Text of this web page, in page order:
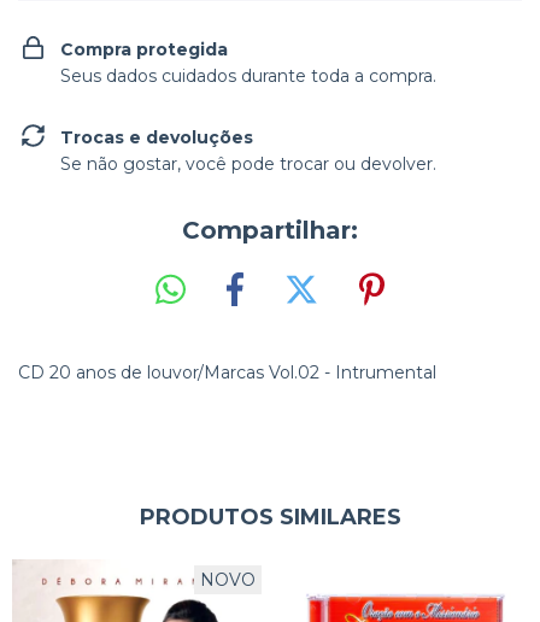
Compra protegida
Seus dados cuidados durante toda a compra.
Trocas e devoluções
Se não gostar, você pode trocar ou devolver.
Compartilhar:
CD 20 anos de louvor/Marcas Vol.02 - Intrumental
PRODUTOS SIMILARES
NOVO